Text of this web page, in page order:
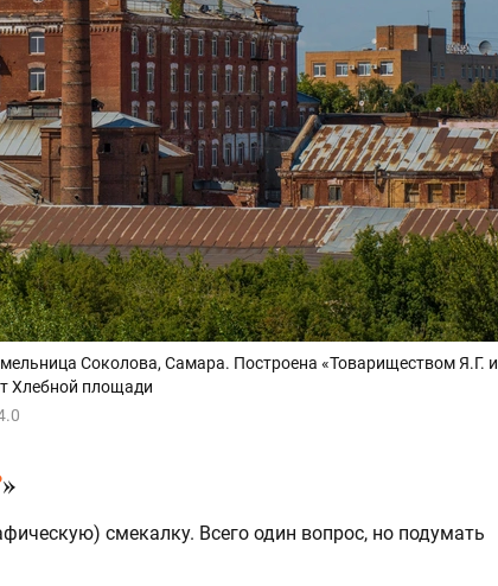
Соколова, Самара. Построена «Товариществом Я.Г. и
Хлебной площади
»
смекалку. Всего один вопрос, но подумать